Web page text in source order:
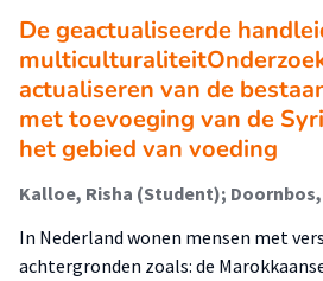
De geactualiseerde
actualiseren van de
met toevoeging van de
het gebied van voeding
Kalloe, Risha (Student);
In Nederland wonen mensen met
achtergronden zoals: de